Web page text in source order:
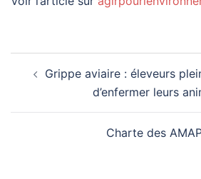
d’article
Grippe aviaire : éleveurs
d’enfermer leurs
Charte des